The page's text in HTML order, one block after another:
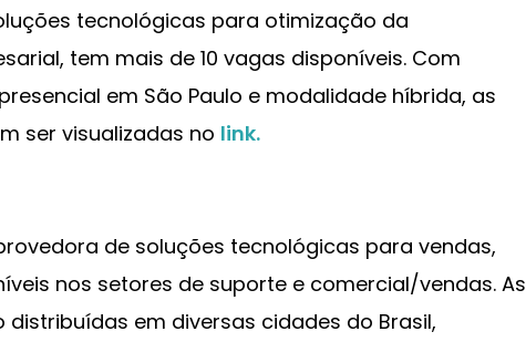
tecnológicas para otimização da
tem mais de 10 vagas disponíveis. Com
em São Paulo e modalidade híbrida, as
ser visualizadas no link.
de soluções tecnológicas para vendas,
nos setores de suporte e comercial/vendas. As
em diversas cidades do Brasil,